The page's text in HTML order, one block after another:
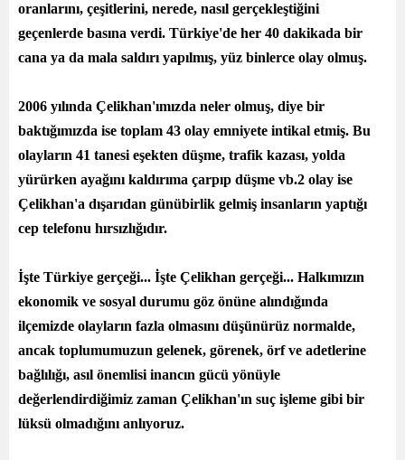
oranlarını, çeşitlerini, nerede, nasıl gerçekleştiğini
geçenlerde basına verdi. Türkiye'de her 40 dakikada bir
cana ya da mala saldırı yapılmış, yüz binlerce olay olmuş.
2006 yılında Çelikhan'ımızda neler olmuş, diye bir
baktığımızda ise toplam 43 olay emniyete intikal etmiş. Bu
olayların 41 tanesi eşekten düşme, trafik kazası, yolda
yürürken ayağını kaldırıma çarpıp düşme vb.2 olay ise
Çelikhan'a dışarıdan günübirlik gelmiş insanların yaptığı
cep telefonu hırsızlığıdır.
İşte Türkiye gerçeği... İşte Çelikhan gerçeği... Halkımızın
ekonomik ve sosyal durumu göz önüne alındığında
ilçemizde olayların fazla olmasını düşünürüz normalde,
ancak toplumumuzun gelenek, görenek, örf ve adetlerine
bağlılığı, asıl önemlisi inancın gücü yönüyle
değerlendirdiğimiz zaman Çelikhan'ın suç işleme gibi bir
lüksü olmadığını anlıyoruz.